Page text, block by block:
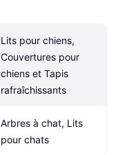
Lits pour chiens,
Couvertures pour
chiens et Tapis
rafraîchissants
Arbres à chat, Lits
pour chats